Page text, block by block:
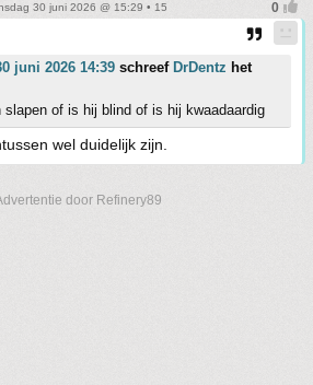
30 juni 2026 @ 15:29 • 15
juni 2026 14:39 schreef DrDentz het
slapen of is hij blind of is hij kwaadaardig
wel duidelijk zijn.
door Refinery89